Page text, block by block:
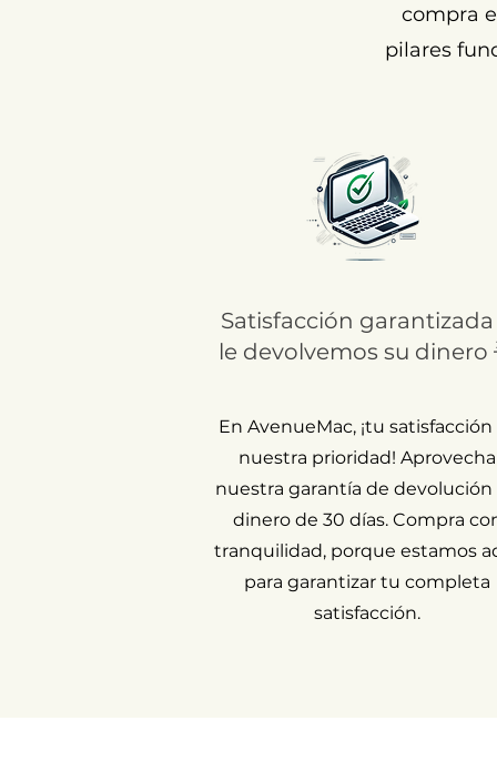
compra
pilares
Satisfacción
le devolvemos su dinero
En AvenueMac, ¡tu satisfacción
nuestra prioridad! Aprovecha
nuestra garantía de devolución
dinero de 30 días. Compra
tranquilidad, porque estamos
para garantizar tu completa
satisfacción.